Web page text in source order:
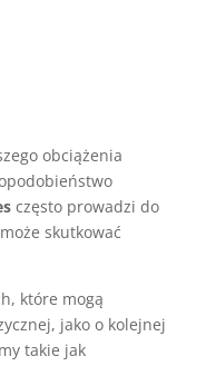
obciążenia
często prowadzi do
skutkować
które mogą
jako o kolejnej
takie jak